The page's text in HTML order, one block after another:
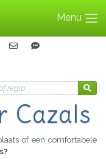
Menu
Cazals
of een comfortabele